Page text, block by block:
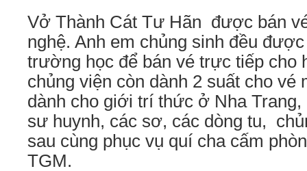
Vở Thành Cát Tư Hãn được bán
nghệ. Anh em chủng sinh đều
trường học để bán vé trực tiếp cho
chủng viện còn dành 2 suất cho
dành cho giới trí thức ở Nha
sư huynh, các sơ, các dòng tu,
sau cùng phục vụ quí cha cấm
TGM.